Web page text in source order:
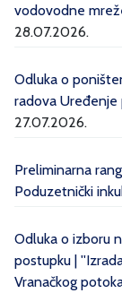
vodovodne
28.07.2026.
Odluka o
radova Uređenje
27.07.2026.
Preliminarna
Poduzetnički
Odluka o izboru
postupku |
Vranačkog